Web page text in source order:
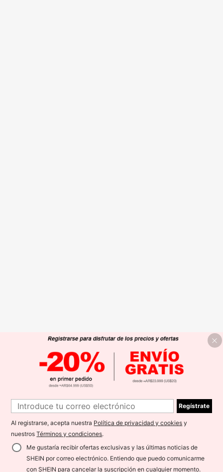
Regístrate
Al registrarse, acepta nuestra Política de privacidad y cookies y
nuestrosTérminos y condiciones.
Me gustaría recibir ofertas exclusivas y las últimas noticias de
SHEIN por correo electrónico. Entiendo que puedo comunicarme
con SHEIN para cancelar la suscripción en cualquier momento.